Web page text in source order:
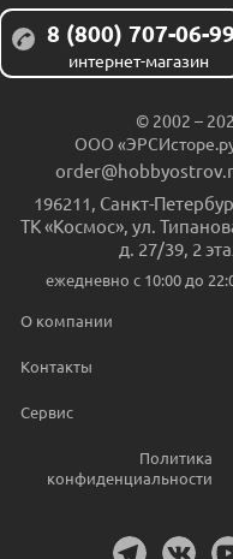
8 (800) 707-06-
интернет-магазин
© 2002 –
ООО
196211 Санкт-
ТК «Космос», ул.
д. 27/39, 2
ежедневно c 10:00 до
О компании
Контакты
Сервис
Политика
конфиденциальности